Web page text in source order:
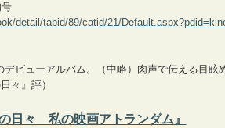
detail/tabid/89/catid/21/
デビューアルバム。（中略）肉声で伝える目眩
々』評）
の日々 私の映画アトランダム』